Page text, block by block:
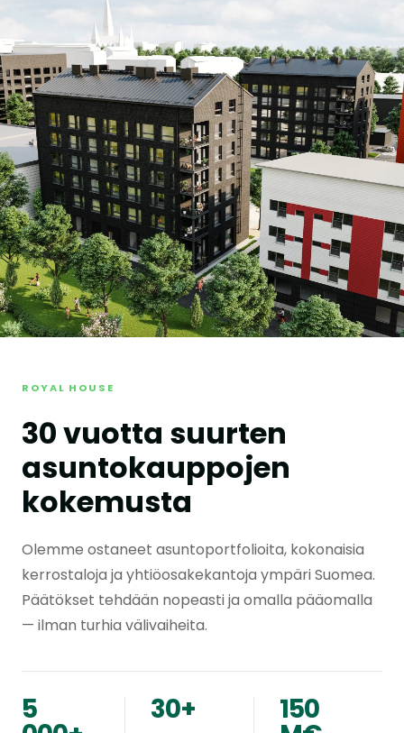
ROYAL HOUSE
30 vuotta suurten
asuntokauppojen
kokemusta
Olemme ostaneet asuntoportfolioita, kokonaisia
kerrostaloja ja yhtiöosakekantoja ympäri Suomea.
Päätökset tehdään nopeasti ja omalla pääomalla
— ilman turhia välivaiheita.
5 30+ 150